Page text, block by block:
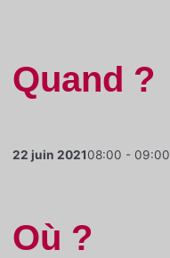
Quand ?
22 juin 202108:00 - 09:00
Où ?